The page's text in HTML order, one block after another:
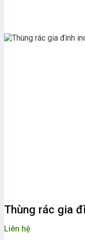
Thùng rác gia
Liên hệ